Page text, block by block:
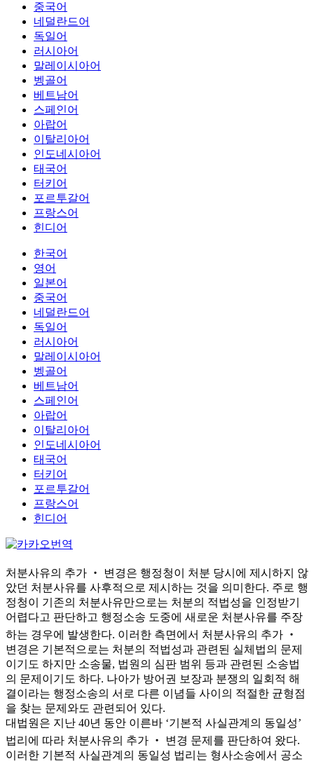
중국어
네덜란드어
독일어
러시아어
말레이시아어
벵골어
베트남어
스페인어
아랍어
이탈리아어
인도네시아어
태국어
터키어
포르투갈어
프랑스어
힌디어
한국어
영어
일본어
중국어
네덜란드어
독일어
러시아어
말레이시아어
벵골어
베트남어
스페인어
아랍어
이탈리아어
인도네시아어
태국어
터키어
포르투갈어
프랑스어
힌디어
처분사유의 추가 ‧ 변경은 행정청이 처분 당시에 제시하지 않
았던 처분사유를 사후적으로 제시하는 것을 의미한다. 주로 행
정청이 기존의 처분사유만으로는 처분의 적법성을 인정받기
어렵다고 판단하고 행정소송 도중에 새로운 처분사유를 주장
하는 경우에 발생한다. 이러한 측면에서 처분사유의 추가 ‧
변경은 기본적으로는 처분의 적법성과 관련된 실체법의 문제
이기도 하지만 소송물, 법원의 심판 범위 등과 관련된 소송법
의 문제이기도 하다. 나아가 방어권 보장과 분쟁의 일회적 해
결이라는 행정소송의 서로 다른 이념들 사이의 적절한 균형점
을 찾는 문제와도 관련되어 있다.
대법원은 지난 40년 동안 이른바 ‘기본적 사실관계의 동일성’
법리에 따라 처분사유의 추가 ‧ 변경 문제를 판단하여 왔다.
이러한 기본적 사실관계의 동일성 법리는 형사소송에서 공소